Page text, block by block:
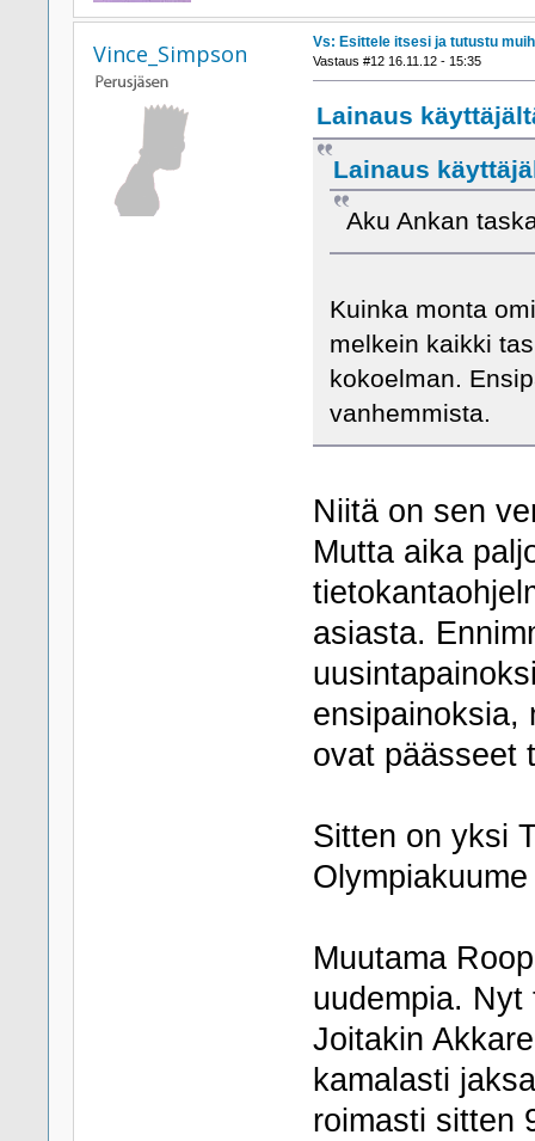
Vince_Simpson Vs: Esittele itsesi ja tutustu
Vastaus #12 16.11.12 - 15:35
Lainaus
Lainaus
Aku Ankan
Kuinka monta
melkein kaikki
kokoelman.
vanhemmista.
Niitä on sen
Mutta aika
asiasta.
ensipainoksia,
ovat päässeet
Sitten on yksi
Muutama
uudempia.
Joitakin
kamalasti
roimasti sitten